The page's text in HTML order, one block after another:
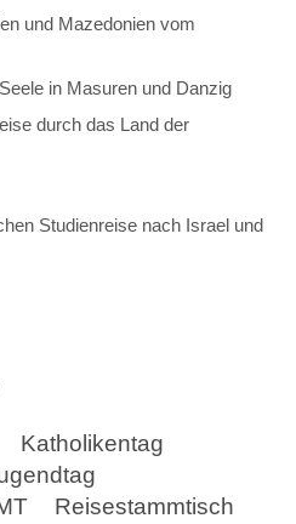
und Mazedonien vom
in Masuren und Danzig
durch das Land der
Studienreise nach Israel und
Katholikentag
Reisestammtisch